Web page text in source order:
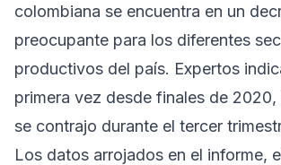
colombiana se encuentra en un
preocupante para los diferentes
productivos del país. Expertos
primera vez desde finales de 2020,
se contrajo durante el tercer
Los datos arrojados en el informe,